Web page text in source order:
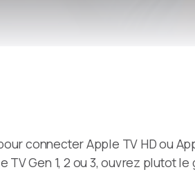
connecter Apple TV HD ou
TV Gen 1, 2 ou 3, ouvrez plutot le